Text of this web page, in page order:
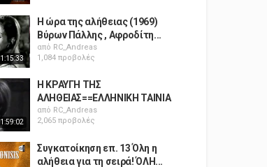
1:15:33
Η ώρα της αλήθειας (1969)
Βύρων Πάλλης , Αφροδίτη...
από RC_Andreas
1,084 προβολές
1:59:02
Η ΚΡΑΥΓΗ ΤΗΣ
ΑΛΗΘΕΙΑΣ==ΕΛΛΗΝΙΚΗ ΤΑΙΝΙΑ
από RC_Andreas
2,065 προβολές
Συγκατοίκηση επ. 13 Όλη η
αλήθεια για τη σειρά! ΌΛΗ...